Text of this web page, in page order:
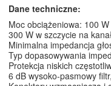
Dane techniczne:
Moc obciążeniowa: 100 W
300 W w szczycie na
Minimalna impedancja
Typ dopasowywania
Protekcja niskich
6 dB wysoko-pasmowy